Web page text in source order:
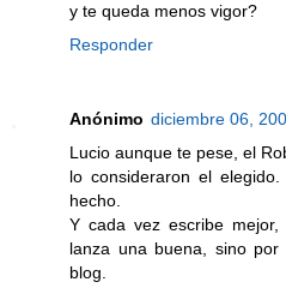
y te queda menos vigor?
Responder
Anónimo diciembre 06,
Lucio aunque te pese, el
lo consideraron el
hecho.
Y cada vez escribe
lanza una buena, sino
blog.